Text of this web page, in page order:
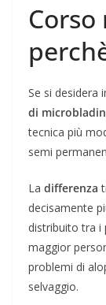
Se si desidera
di
tecnica più
semi
La differenza
decisamente
distribuito tra i
maggior
problemi di
selvaggio.